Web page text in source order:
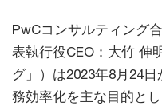
PwCコンサルティング
表執行役CEO：大竹 伸
グ」）は2023年8月24
務効率化を主な目的と